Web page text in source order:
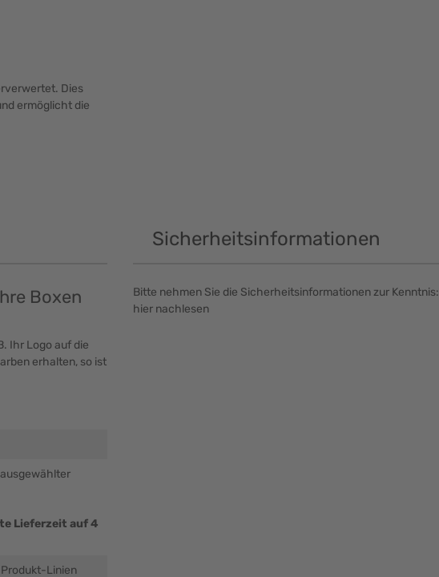
Dies
ermöglicht die
Boxen
Ihr Logo auf die
erhalten, so ist
Lieferzeit auf 4
Linien
Sicherheitsinformationen
Bitte nehmen Sie die Sicherheitsinformationen zur Kenntnis:
hier nachlesen